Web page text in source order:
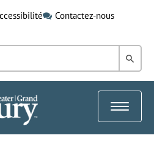
Contactez-nous
dans
Toggle